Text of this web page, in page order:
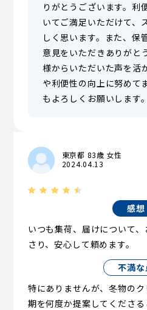
りがとうございます。利
いてご満足いただけて、
しく思います。また、保
意見をいただきありがと
様からいただいた声を活
や利便性の向上に努めて
もよろしくお願いします。
東京都 83歳 女性
2024.04.13
感想
いつも集荷、届けについて
さり、安心して頼めます。
不満な
特にありませんが、冬物の
期を何度か提案してくださる